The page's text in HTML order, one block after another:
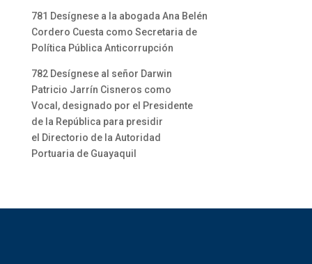
781 Desígnese a la abogada Ana Belén
Cordero Cuesta como Secretaria de
Política Pública Anticorrupción
782 Desígnese al señor Darwin
Patricio Jarrín Cisneros como
Vocal, designado por el Presidente
de la República para presidir
el Directorio de la Autoridad
Portuaria de Guayaquil